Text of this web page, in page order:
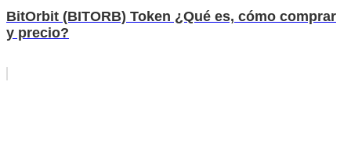
BitOrbit (BITORB) Token ¿Qué es, cómo comprar
y precio?